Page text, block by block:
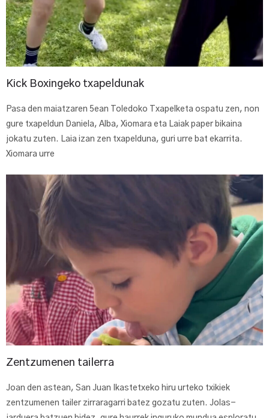
Kick Boxingeko txapeldunak
Pasa den maiatzaren 5ean Toledoko Txapelketa ospatu zen, non
gure txapeldun Daniela, Alba, Xiomara eta Laiak paper bikaina
jokatu zuten. Laia izan zen txapelduna, guri urre bat ekarrita.
Xiomara urre
Zentzumenen tailerra
Joan den astean, San Juan Ikastetxeko hiru urteko txikiek
zentzumenen tailer zirraragarri batez gozatu zuten. Jolas-